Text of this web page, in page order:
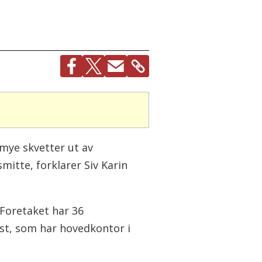
skvetter ut av
forklarer Siv Karin
har 36
som har hovedkontor i